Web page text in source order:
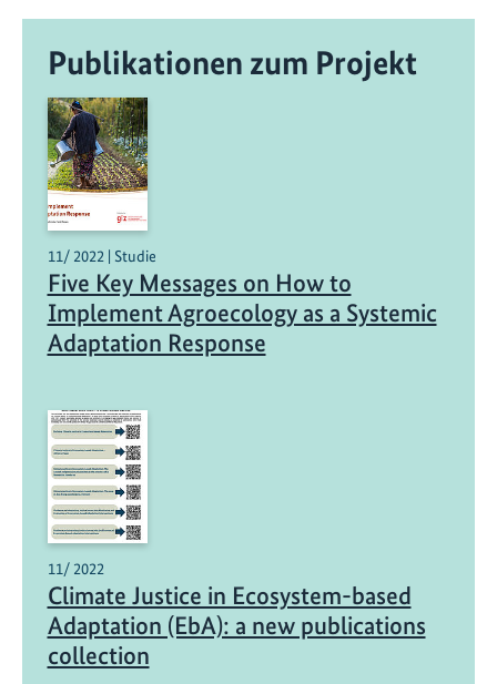
Publikationen zum Projekt
11/ 2022 | Studie
Five Key Messages on How to
Implement Agroecology as a Systemic
Adaptation Response
11/ 2022
Climate Justice in Ecosystem-based
Adaptation (EbA): a new publications
collection